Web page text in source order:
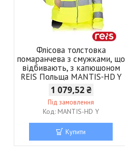
Флісова толстовка
помаранчева з смужками, що
відбивають, з капюшоном
REIS Польща MANTIS-HD Y
1 079,52 ₴
Під замовлення
MANTIS-HD Y
Купити